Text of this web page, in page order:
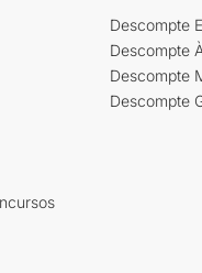
Descompte
Descompte
Descompte
Descompte